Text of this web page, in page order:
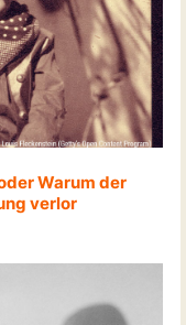
Warum der
verlor